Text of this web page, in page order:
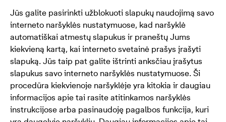
Jūs galite pasirinkti užblokuoti slapukų naudojimą savo
interneto naršyklės nustatymuose, kad naršyklė
automatiškai atmestų slapukus ir praneštų Jums
kiekvieną kartą, kai interneto svetainė prašys įrašyti
slapuką. Jūs taip pat galite ištrinti anksčiau įrašytus
slapukus savo interneto naršyklės nustatymuose. Ši
procedūra kiekvienoje naršyklėje yra kitokia ir daugiau
informacijos apie tai rasite atitinkamos naršyklės
instrukcijose arba pasinaudoję pagalbos funkcija, kuri